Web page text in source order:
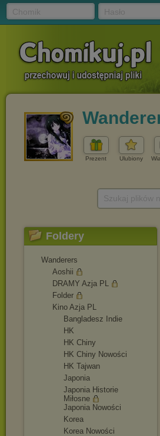
Prezent Ulubiony
Foldery
Wanderers
Aoshii
DRAMY Azja PL
Folder
Kino Azja PL
Bangladesz Indie
HK
HK Chiny
HK Chiny Nowości
HK Tajwan
Japonia
Japonia Historie
Miłosne
Japonia Nowości
Korea
Korea Nowości